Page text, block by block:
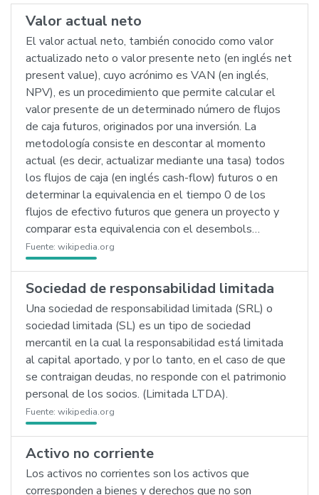
Valor actual neto
El valor actual neto, también conocido como valor
actualizado neto o valor presente neto (en inglés net
present value), cuyo acrónimo es VAN (en inglés,
NPV), es un procedimiento que permite calcular el
valor presente de un determinado número de flujos
de caja futuros, originados por una inversión. La
metodología consiste en descontar al momento
actual (es decir, actualizar mediante una tasa) todos
los flujos de caja (en inglés cash-flow) futuros o en
determinar la equivalencia en el tiempo 0 de los
flujos de efectivo futuros que genera un proyecto y
comparar esta equivalencia con el desembols…
Fuente: wikipedia.org
Sociedad de responsabilidad limitada
Una sociedad de responsabilidad limitada (SRL) o
sociedad limitada (SL) es un tipo de sociedad
mercantil en la cual la responsabilidad está limitada
al capital aportado, y por lo tanto, en el caso de que
se contraigan deudas, no responde con el patrimonio
personal de los socios. (Limitada LTDA).
Fuente: wikipedia.org
Activo no corriente
Los activos no corrientes son los activos que
corresponden a bienes y derechos que no son